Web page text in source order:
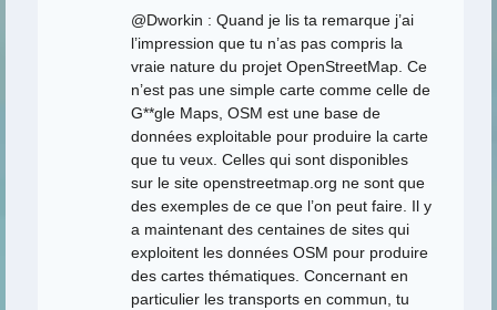
@Dworkin : Quand je lis ta remarque j’ai
l’impression que tu n’as pas compris la
vraie nature du projet OpenStreetMap. Ce
n’est pas une simple carte comme celle de
G**gle Maps, OSM est une base de
données exploitable pour produire la carte
que tu veux. Celles qui sont disponibles
sur le site openstreetmap.org ne sont que
des exemples de ce que l’on peut faire. Il y
a maintenant des centaines de sites qui
exploitent les données OSM pour produire
des cartes thématiques. Concernant en
particulier les transports en commun, tu